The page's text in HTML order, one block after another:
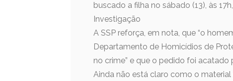
buscado a filha no sábado (13), às
Investigação
A SSP reforça, em nota, que “o
Departamento de Homicídios de
no crime” e que o pedido foi acatado
Ainda não está claro como o